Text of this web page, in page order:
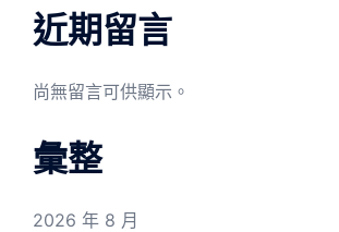
近期留言
尚無留言可供顯示。
彙整
2026 年 8 月